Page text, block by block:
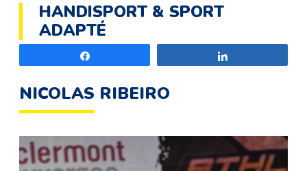
HANDISPORT & SPORT
ADAPTÉ
NICOLAS RIBEIRO